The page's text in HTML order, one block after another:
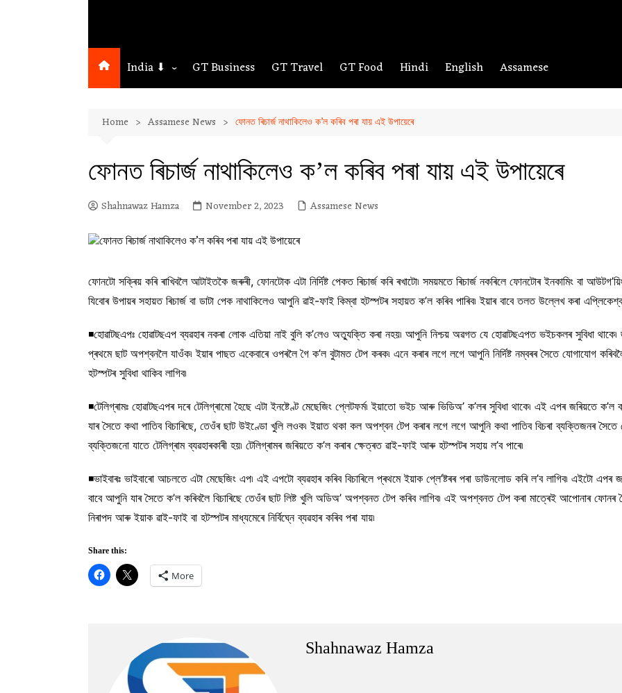
India ⬇
Guwahati
GT Business GT Travel GT Food Hindi English Assamese
Home Assamese News ফোনত ৰিচাৰ্জ নাথাকিলেও ক’ল কৰিব পৰা যায় এই উপায়েৰে
ফোনত ৰিচাৰ্জ নাথাকিলেও ক’ল কৰিব পৰা যায় এই উপায়েৰে
Shahnawaz Hamza November 2, 2023 Assamese News
ফোনটো সক্ৰিয় কৰি ৰাখিবলৈ আটাইতকৈ জৰুৰী, ফোনটোক এটা নিৰ্দিষ্ট পেকত ৰিচাৰ্জ কৰি ৰখাটো৷ সময়মতে ৰিচাৰ্জ নকৰিলে ফোনটোৰ ইনকামিং বা
যিবোৰ উপায়ৰ সহায়ত ৰিচাৰ্জ বা ডাটা পেক নাথাকিলেও আপুনি ৱাই-ফাই কিম্বা হটস্পটৰ সহায়ত ক’ল কৰিব পাৰিব৷ ইয়াৰ বাবে তলত উল্লেখ কৰা
◾হোৱাটছএপঃ হোৱাটছএপ ব্যৱহাৰ নকৰা লোক এতিয়া নাই বুলি ক’লেও অত্যুক্তি কৰা নহয়৷ আপুনি নিশ্চয় অৱগত যে হোৱাটছএপত ভইচকলৰ সুবিধা থাকে৷
প্ৰথমে ছাট অপশ্বনলৈ যাওঁক৷ ইয়াৰ পাছত একেবাৰে ওপৰলৈ গৈ ক’ল বুটামত টেপ কৰক৷ এনে কৰাৰ লগে লগে আপুনি নিৰ্দিষ্ট নম্বৰৰ সৈতে যোগাযোগ
হটস্পটৰ সুবিধা থাকিব লাগিব৷
◾টেলিগ্ৰামঃ হোৱাটছএপৰ দৰে টেলিগ্ৰামো হৈছে এটা ইনষ্টেণ্ট মেছেজিং প্লেটফৰ্ম৷ ইয়াতো ভইচ আৰু ভিডিঅ’ ক’লৰ সুবিধা থাকে৷ এই এপৰ জৰিয়তে
যাৰ সৈতে কথা পাতিব বিচাৰিছে, তেওঁৰ ছাট উইণ্ডো খুলি লওক৷ ইয়াত থকা কল অপশ্বন টেপ কৰাৰ লগে লগে আপুনি কথা পাতিব বিচৰা ব্যক্তিজনৰ
ব্যক্তিজনো যাতে টেলিগ্ৰাম ব্যৱহাৰকাৰী হয়৷ টেলিগ্ৰামৰ জৰিয়তে ক’ল কৰাৰ ক্ষেত্ৰত ৱাই-ফাই আৰু হটস্পটৰ সহায় ল’ব পাৰে৷
◾ভাইবাৰঃ ভাইবাৰো আচলতে এটা মেছেজিং এপ৷ এই এপটো ব্যৱহাৰ কৰিব বিচাৰিলে প্ৰথমে ইয়াক প্লে’ষ্টৰৰ পৰা ডাউনলোড কৰি ল’ব লাগিব৷ এইটো এপৰ
বাবে আপুনি যাৰ সৈতে ক’ল কৰিবলৈ বিচাৰিছে তেওঁৰ ছাট লিষ্ট খুলি অডিঅ’ অপশ্বনত টেপ কৰিব লাগিব৷ এই অপশ্বনত টেপ কৰা মাত্ৰেই আপোনাৰ
নিৰাপদ আৰু ইয়াক ৱাই-ফাই বা হটস্পটৰ মাধ্যমেৰে নিৰ্বিঘ্নে ব্যৱহাৰ কৰিব পৰা যায়৷
Share this:
More
Shahnawaz Hamza